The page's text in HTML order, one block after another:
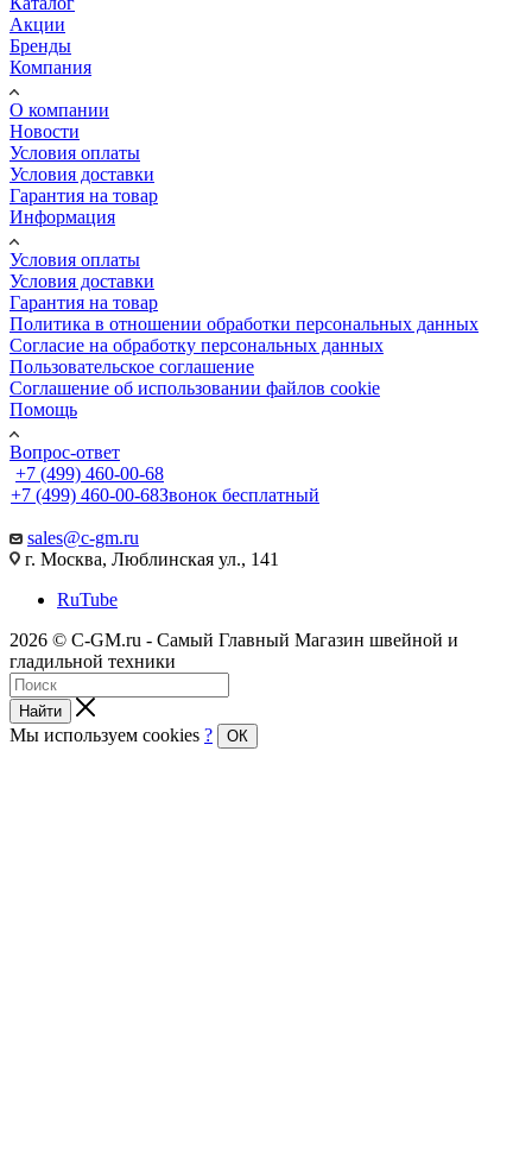
Акции
Бренды
Компания
О компании
Новости
Условия оплаты
Условия доставки
Гарантия на товар
Информация
Условия оплаты
Условия доставки
Гарантия на товар
Политика в отношении обработки персональных данных
Cогласие на обработку персональных данных
Пользовательское соглашение
Cоглашение об использовании файлов cookie
Помощь
Вопрос-ответ
+7 (499) 460-00-68
+7 (499) 460-00-68Звонок бесплатный
sales@c-gm.ru
г. Москва, Люблинская ул., 141
RuTube
2026 © C-GM.ru - Самый Главный Магазин швейной и
гладильной техники
Найти
Мы используем cookies ? ОК